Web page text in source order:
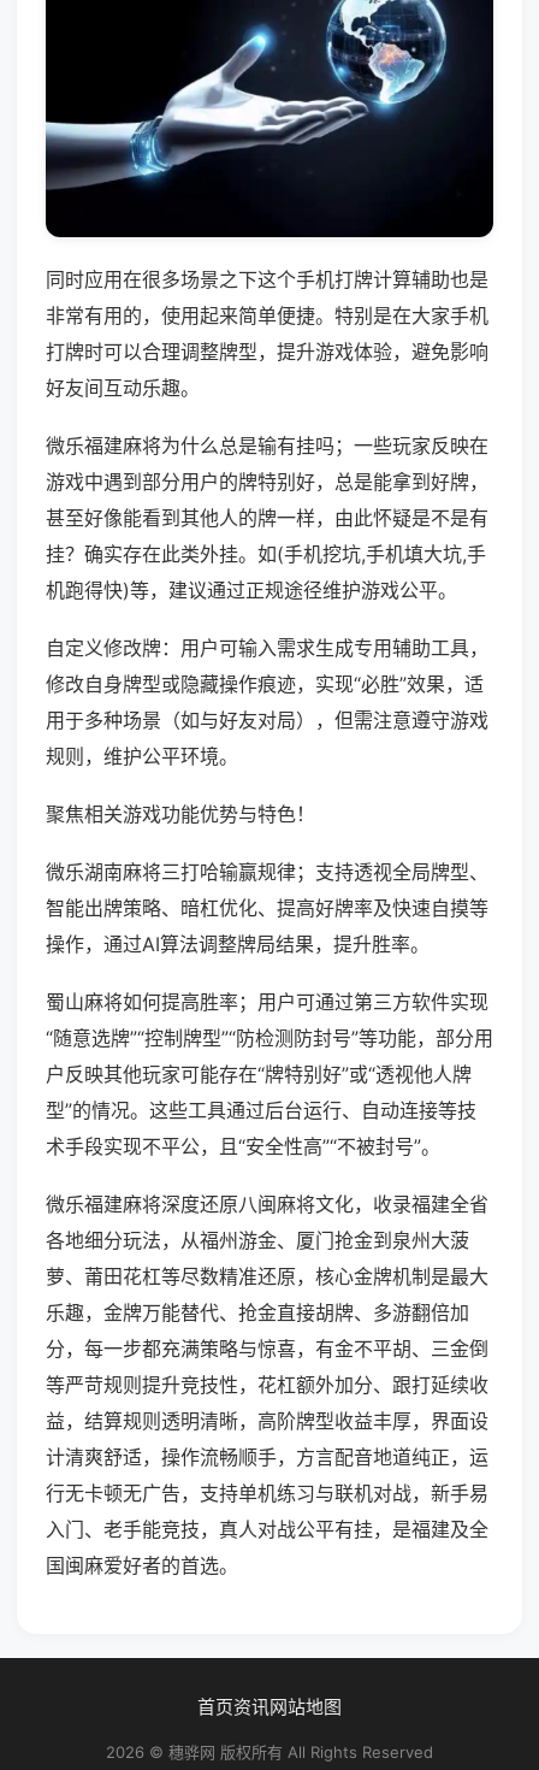
同时应用在很多场景之下这个手机打牌计算辅助也是
非常有用的，使用起来简单便捷。特别是在大家手机
打牌时可以合理调整牌型，提升游戏体验，避免影响
好友间互动乐趣。
微乐福建麻将为什么总是输有挂吗；一些玩家反映在
游戏中遇到部分用户的牌特别好，总是能拿到好牌，
甚至好像能看到其他人的牌一样，由此怀疑是不是有
挂？确实存在此类外挂。如(手机挖坑,手机填大坑,手
机跑得快)等，建议通过正规途径维护游戏公平。
自定义修改牌：用户可输入需求生成专用辅助工具，
修改自身牌型或隐藏操作痕迹，实现“必胜”效果，适
用于多种场景（如与好友对局），但需注意遵守游戏
规则，维护公平环境。
聚焦相关游戏功能优势与特色！
微乐湖南麻将三打哈输赢规律；支持透视全局牌型、
智能出牌策略、暗杠优化、提高好牌率及快速自摸等
操作，通过AI算法调整牌局结果，提升胜率。
蜀山麻将如何提高胜率；用户可通过第三方软件实现
“随意选牌”“控制牌型”“防检测防封号”等功能，部分用
户反映其他玩家可能存在“牌特别好”或“透视他人牌
型”的情况。这些工具通过后台运行、自动连接等技
术手段实现不平公，且“安全性高”“不被封号”。
微乐福建麻将深度还原八闽麻将文化，收录福建全省
各地细分玩法，从福州游金、厦门抢金到泉州大菠
萝、莆田花杠等尽数精准还原，核心金牌机制是最大
乐趣，金牌万能替代、抢金直接胡牌、多游翻倍加
分，每一步都充满策略与惊喜，有金不平胡、三金倒
等严苛规则提升竞技性，花杠额外加分、跟打延续收
益，结算规则透明清晰，高阶牌型收益丰厚，界面设
计清爽舒适，操作流畅顺手，方言配音地道纯正，运
行无卡顿无广告，支持单机练习与联机对战，新手易
入门、老手能竞技，真人对战公平有挂，是福建及全
国闽麻爱好者的首选。
首页资讯网站地图
2026 © 穗骅网 版权所有 All Rights Reserved